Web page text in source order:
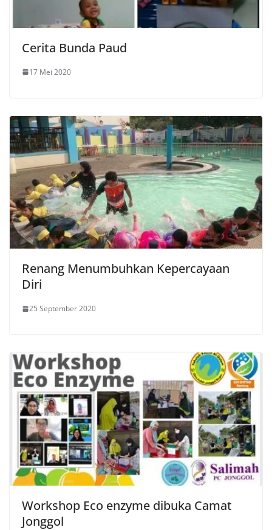
Cerita Bunda Paud
17 Mei 2020
Renang Menumbuhkan Kepercayaan
Diri
25 September 2020
Workshop Eco enzyme dibuka Camat
Jonggol